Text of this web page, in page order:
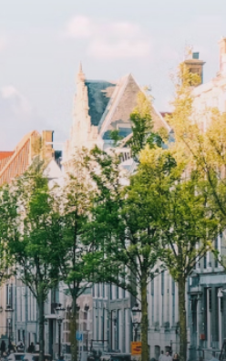
spaces.The building incorporates
solar panels to generate energy
supply. The windows have solar
control glazing, and the apartments
have climate control driven by a
thermal energy storage system.
Underfloor heating and cooling
contribute to a healthy indoor
environment. The atriums' seasonal
green walls provide natural summer
cooling, improved air quality and
acoustics, and are specially
designed to attract native birds and